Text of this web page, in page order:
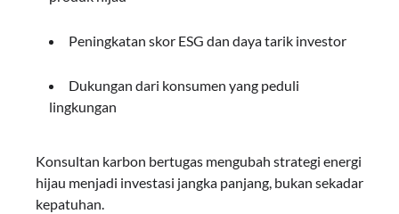
Peningkatan skor ESG dan daya tarik investor
Dukungan dari konsumen yang peduli
lingkungan
Konsultan karbon bertugas mengubah strategi energi
hijau menjadi investasi jangka panjang, bukan sekadar
kepatuhan.